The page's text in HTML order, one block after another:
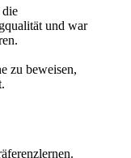
die
und war
zu beweisen,